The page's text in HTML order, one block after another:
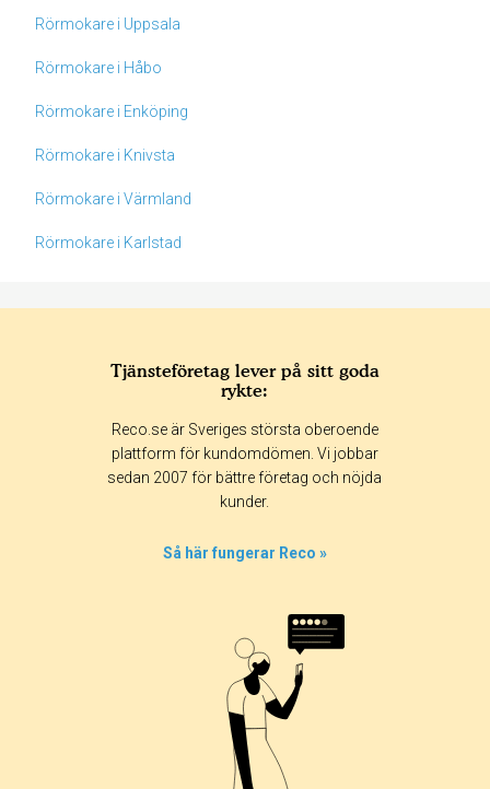
Rörmokare i Uppsala
Rörmokare i Håbo
Rörmokare i Enköping
Rörmokare i Knivsta
Rörmokare i Värmland
Rörmokare i Karlstad
365 dagar 90 dagar
30 dagar
Tjänsteföretag lever på sitt goda
rykte:
Reco.se är Sveriges största oberoende
plattform för kundomdömen. Vi jobbar
sedan 2007 för bättre företag och nöjda
kunder.
Så här fungerar Reco »